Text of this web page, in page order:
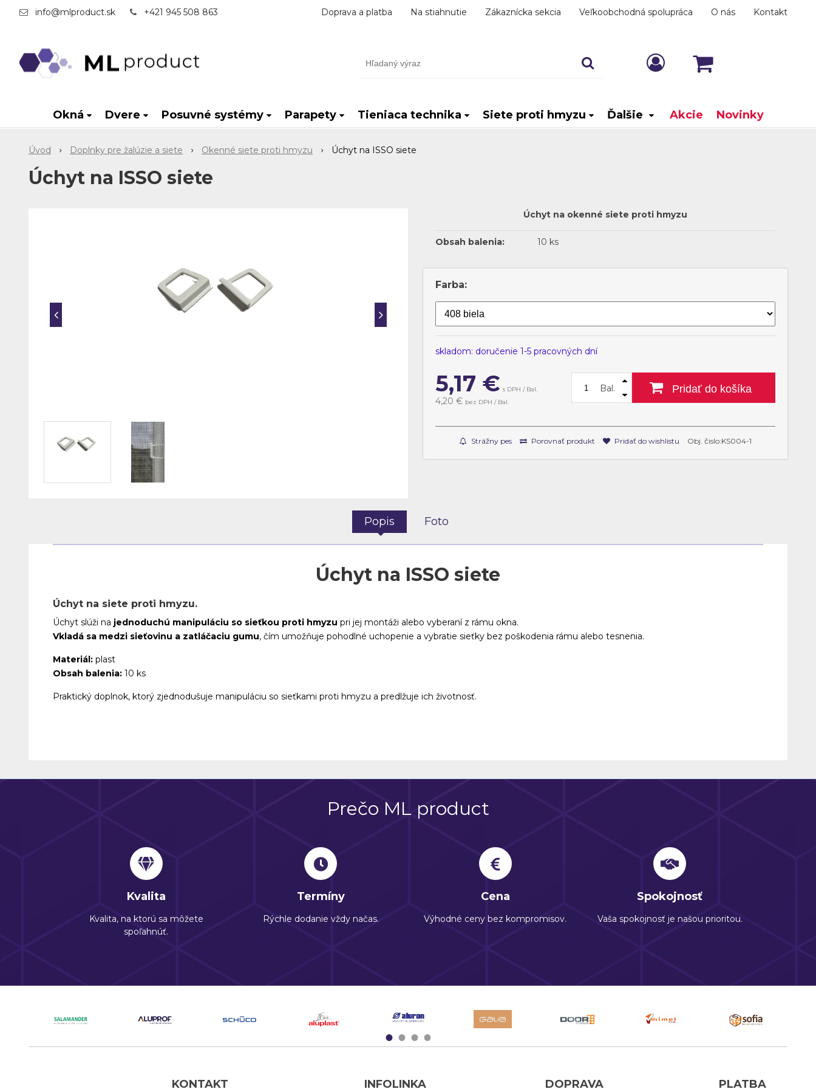
info@mlproduct.sk +421 945 508 863 Doprava a platba Na stiahnutie Zákaznícka sekcia Veľkoobchodná spolupráca O nás Kontakt
Okná Dvere Posuvné systémy Parapety Tieniaca technika Siete proti hmyzu Ďalšie Akcie Novinky
Úvod Doplnky pre žalúzie a siete Okenné siete proti hmyzu Úchyt na ISSO siete
Úchyt na ISSO siete
Farba:
skladom: doručenie 1-5 pracovných dní
5,17 € s DPH / Bal.
4,20 € bez DPH / Bal.
Bal. Pridať do košíka
Strážny pes Porovnať produkt Pridať do wishlistu Obj. čislo:KS004-1
Úchyt na okenné siete proti hmyzu
Obsah balenia: 10 ks
Popis Foto
Úchyt na ISSO siete
Úchyt na siete proti hmyzu.
Úchyt slúži na jednoduchú manipuláciu so sieťkou proti hmyzu pri jej montáži alebo vyberaní z rámu okna.
Vkladá sa medzi sieťovinu a zatláčaciu gumu, čím umožňuje pohodlné uchopenie a vybratie sieťky bez poškodenia rámu alebo tesnenia.
Materiál: plast
Obsah balenia: 10 ks
Praktický doplnok, ktorý zjednodušuje manipuláciu so sieťkami proti hmyzu a predlžuje ich životnosť.
Prečo ML product
Kvalita
Kvalita, na ktorú sa môžete
spoľahnúť.
Termíny
Rýchle dodanie vždy načas.
Cena
Výhodné ceny bez kompromisov.
Spokojnosť
Vaša spokojnosť je našou prioritou.
1234
KONTAKT INFOLINKA DOPRAVA PLATBA